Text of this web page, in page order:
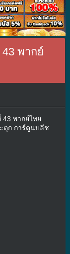
พากย์
พากย์ไทย
ตุก การ์ตูนบลีช